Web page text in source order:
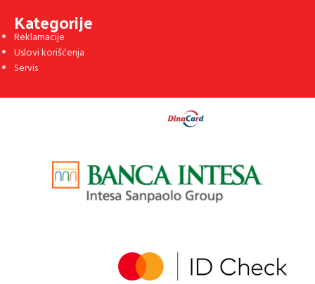
Kategorije
Reklamacije
Uslovi korišćenja
Servis